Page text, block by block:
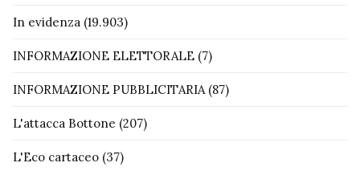
In evidenza (19.903)
INFORMAZIONE ELETTORALE (7)
INFORMAZIONE PUBBLICITARIA(87)
L'attacca Bottone (207)
L'Eco cartaceo (37)